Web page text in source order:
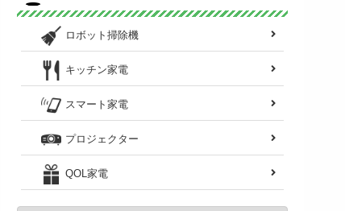
ロボット掃除機
キッチン家電
スマート家電
プロジェクター
QOL家電